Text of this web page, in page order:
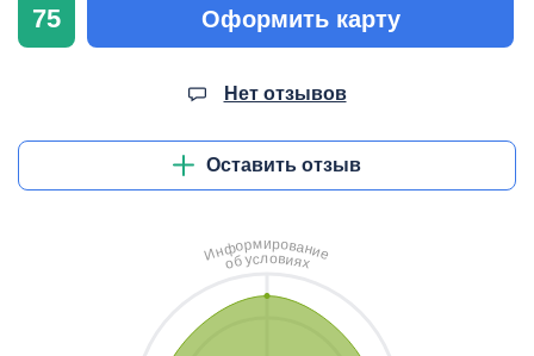
75 Оформить карту
Нет отзывов
Оставить отзыв
Информирование
обусловиях